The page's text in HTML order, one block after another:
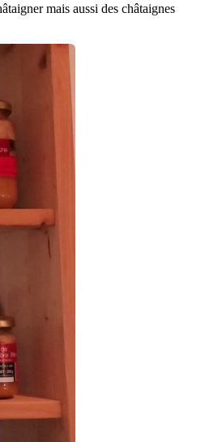
mais aussi des châtaignes